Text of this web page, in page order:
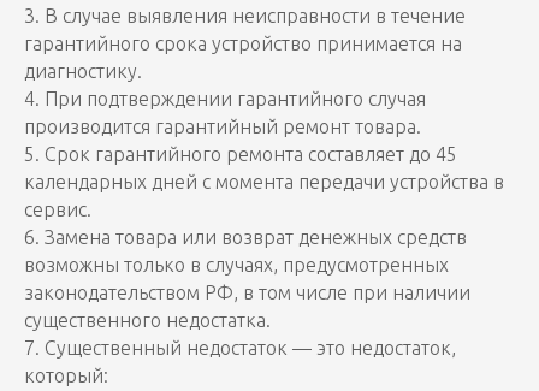
3. В случае выявления неисправности в течение
гарантийного срока устройство принимается на
диагностику.
4. При подтверждении гарантийного случая
производится гарантийный ремонт товара.
5. Срок гарантийного ремонта составляет до 45
календарных дней с момента передачи устройства в
сервис.
6. Замена товара или возврат денежных средств
возможны только в случаях, предусмотренных
законодательством РФ, в том числе при наличии
существенного недостатка.
7. Существенный недостаток — это недостаток,
который: